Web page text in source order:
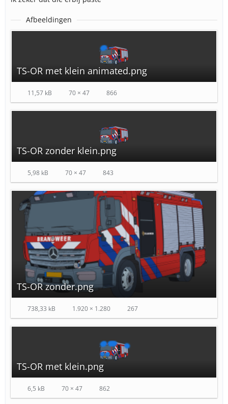
Afbeeldingen
TS-OR met klein animated.png
11,57 kB 70 × 47 866
TS-OR zonder klein.png
5,98 kB 70 × 47 843
TS-OR zonder.png
738,33 kB 1.920 × 1.280 267
TS-OR met klein.png
6,5 kB 70 × 47 862